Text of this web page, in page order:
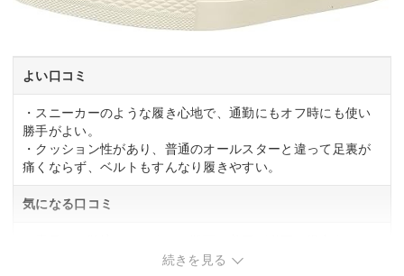
よい口コミ
・スニーカーのような履き心地で、通勤にもオフ時にも使い
勝手がよい。
・クッション性があり、普通のオールスターと違って足裏が
痛くならず、ベルトもすんなり履きやすい。
気になる口コミ
・白色は汚れが目立ちやすく、こまめな手入れが必要。
続きを見る